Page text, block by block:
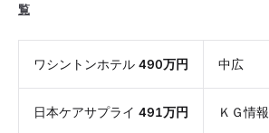
覧
ワシントンホテル 490万円 中広
日本ケアサプライ 491万円 ＫＧ情報